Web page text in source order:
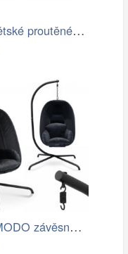
Vingo Dětské proutěné houpací křeslo
MIADOMODO závěsné houpací křeslo…